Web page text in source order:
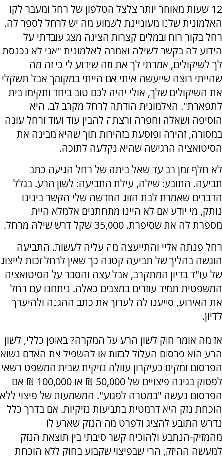
12 שעות מאוחר יותר צלצל הטלפון של רחל ומעבר לקו
האלמונית שלנו מעוניינת לשמוע מה יש לרחל לספר לה.
רחל בקור רוח ובמלים קצרות הציגה מצג עובדתי על
הידוע לה בקשר לשילה ואמרה לאלמונית "אני לא נכנסת
לך לשיקולים, אמרתי לך את מה שידוע לי כי זה מה
שהייתי רוצה שייעשה איתי אם הייתי במקומך אבל תשקלי
את השיקולים שלך, אולי יהיה לכם טוב ביחד ותקימו בית
לתפארת". האלמונית הודתה לרחל מקרב לב. היא
הוסיפה ושאלה וחפרה ורצתה להבין עוד ועוד ורחל עונה
במסורה, זהירה ופוסעת בזהירות תוך שהיא מבינה את
הסיטואציה הרגישה שהיא נקלעה לתוכה.
לא חלף זמן רב עד שאל ביתה של רחל הגיעה כתב
תביעה. התובע: שילה, עילת התביעה: לשון הרע. בגלל
הדברים שאמרת לבת הזוג החדשה שלי הקשר בינינו
נותק, מי יודע אם לא היינו מתחתנים אלמלא היית
מספרת לה את שסיפרת. 35,000 שקל דרש שילה מרחל.
רחל פנתה אליי והתייעצה מה עליה לעשות. התביעה
הוגשה בהליך של תביעה קטנה כך שאין לרחל זכות לייצוג
של עו"ד בדיון המתקרב, אבל עצה והסבר על הסיטואציה
המשפטית תמיד עוזרים במצבים כאלה. ניתחנו עם רחל
את האירוע, סייענו לה לערוך את כתב ההגנה ולהיערך
לדיון.
אז מה אומר חוק לשון הרע על המקרה? באופן כללי, לשון
הרע הוא פרסום העלול לבזות או להשפיל את האדם נשוא
הפרסום ומקים כעיקרון עוולה נזיקית שבית המשפט רשאי
לפסוק בגינה פיצויים של 50,000 ₪ או 100,000 ₪ אם
הפרסום נעשה "במטרה לפגוע". המשמעות של פיצוי ללא
הוכחת נזק היא דרמטית בתביעות נזיקיות. אם בדרך כלל
נדרש התובע להציג ולפרט מה הנזק שארע לו
מהמזיק-הנתבע ולהוכיח קשר סיבתי בין תוצאת הנזק
למעשה ההיזק, הרי שבפיצוי שקבוע בחוק ללא הוכחת